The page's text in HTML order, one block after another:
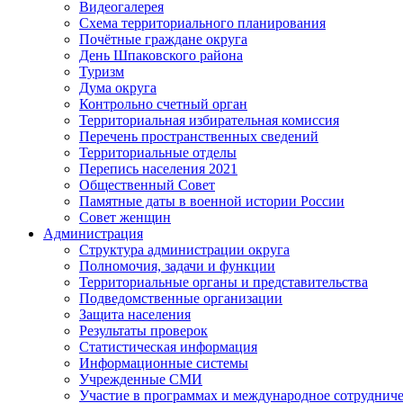
Видеогалерея
Схема территориального планирования
Почётные граждане округа
День Шпаковского района
Туризм
Дума округа
Контрольно счетный орган
Территориальная избирательная комиссия
Перечень пространственных сведений
Территориальные отделы
Перепись населения 2021
Общественный Совет
Памятные даты в военной истории России
Совет женщин
Администрация
Структура администрации округа
Полномочия, задачи и функции
Территориальные органы и представительства
Подведомственные организации
Защита населения
Результаты проверок
Статистическая информация
Информационные системы
Учрежденные СМИ
Участие в программах и международное